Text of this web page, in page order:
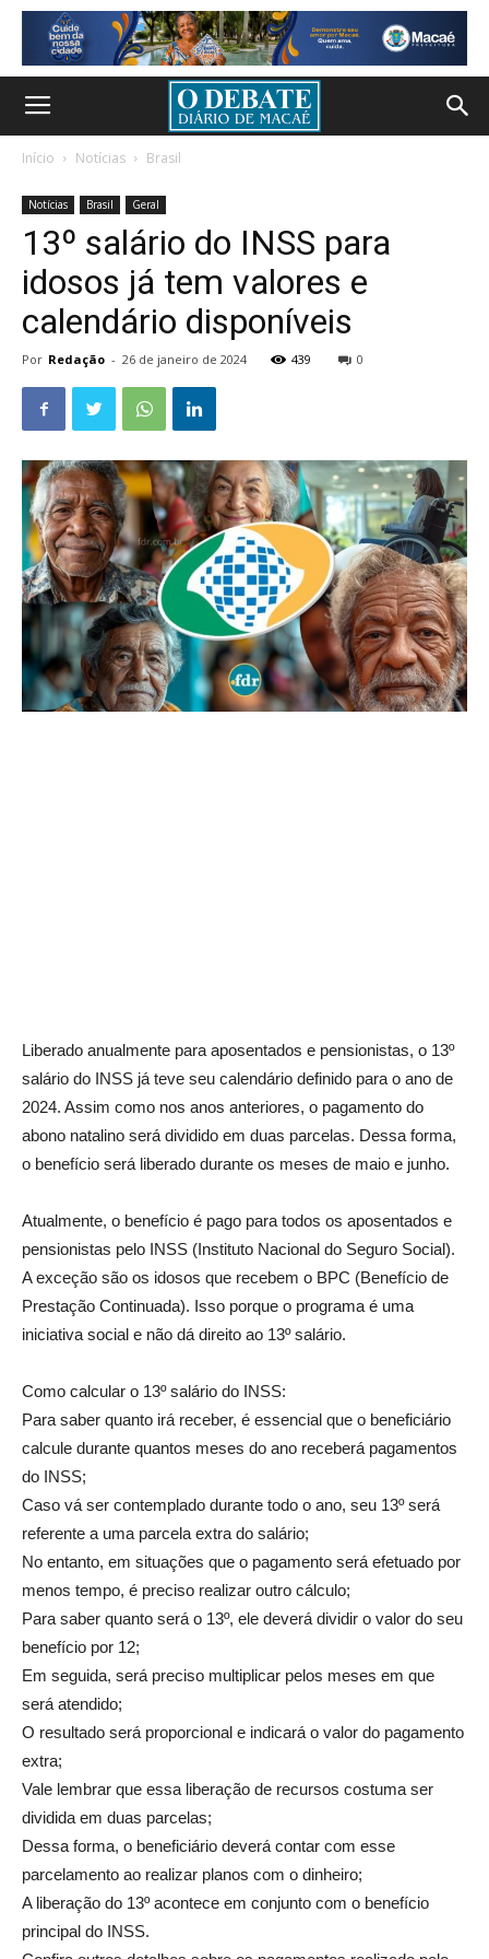
Início Notícias Brasil
Notícias Brasil Geral
13º salário do INSS para
idosos já tem valores e
calendário disponíveis
Por Redação - 26 de janeiro de 2024 439 0
Liberado anualmente para aposentados e pensionistas, o 13º
salário do INSS já teve seu calendário definido para o ano de
2024. Assim como nos anos anteriores, o pagamento do
abono natalino será dividido em duas parcelas. Dessa forma,
o benefício será liberado durante os meses de maio e junho.
Atualmente, o benefício é pago para todos os aposentados e
pensionistas pelo INSS (Instituto Nacional do Seguro Social).
A exceção são os idosos que recebem o BPC (Benefício de
Prestação Continuada). Isso porque o programa é uma
iniciativa social e não dá direito ao 13º salário.
Como calcular o 13º salário do INSS:
Para saber quanto irá receber, é essencial que o beneficiário
calcule durante quantos meses do ano receberá pagamentos
do INSS;
Caso vá ser contemplado durante todo o ano, seu 13º será
referente a uma parcela extra do salário;
No entanto, em situações que o pagamento será efetuado por
menos tempo, é preciso realizar outro cálculo;
Para saber quanto será o 13º, ele deverá dividir o valor do seu
benefício por 12;
Em seguida, será preciso multiplicar pelos meses em que
será atendido;
O resultado será proporcional e indicará o valor do pagamento
extra;
Vale lembrar que essa liberação de recursos costuma ser
dividida em duas parcelas;
Dessa forma, o beneficiário deverá contar com esse
parcelamento ao realizar planos com o dinheiro;
A liberação do 13º acontece em conjunto com o benefício
principal do INSS.